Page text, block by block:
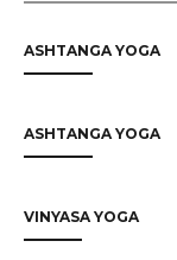
ASHTANGA YOGA
ASHTANGA YOGA
VINYASA YOGA